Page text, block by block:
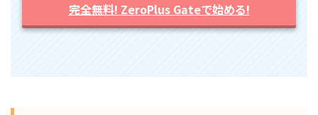
完全無料! ZeroPlus Gateで始める!